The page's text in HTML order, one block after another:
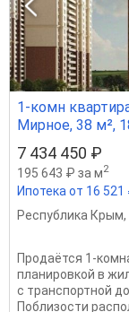
1-комн
Мирное, 38 м²,
7 434 450 ₽
195 643 ₽ за м2
Ипотека от 16
Республика Крым,
Продаётся 1-
планировкой в
с транспортной
Поблизости